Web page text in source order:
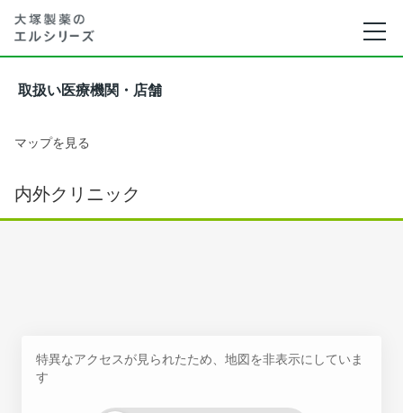
取扱い医療機関・店舗
マップを見る
内外クリニック
特異なアクセスが見られたため、地図を非表示にしていま
す